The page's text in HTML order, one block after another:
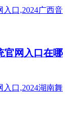
官网入口在哪